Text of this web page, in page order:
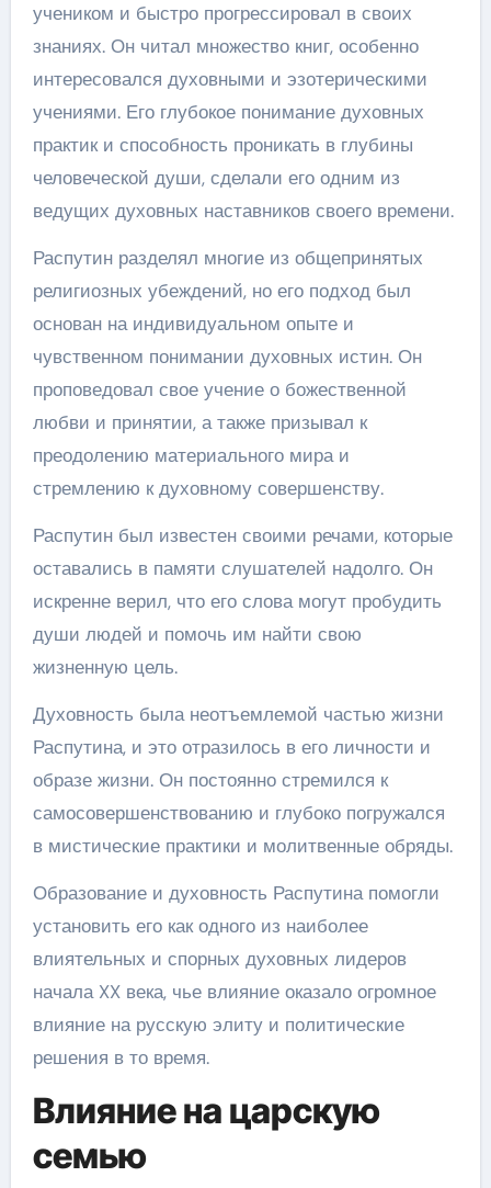
учеником и быстро прогрессировал в своих
знаниях. Он читал множество книг, особенно
интересовался духовными и эзотерическими
учениями. Его глубокое понимание духовных
практик и способность проникать в глубины
человеческой души, сделали его одним из
ведущих духовных наставников своего времени.
Распутин разделял многие из общепринятых
религиозных убеждений, но его подход был
основан на индивидуальном опыте и
чувственном понимании духовных истин. Он
проповедовал свое учение о божественной
любви и принятии, а также призывал к
преодолению материального мира и
стремлению к духовному совершенству.
Распутин был известен своими речами, которые
оставались в памяти слушателей надолго. Он
искренне верил, что его слова могут пробудить
души людей и помочь им найти свою
жизненную цель.
Духовность была неотъемлемой частью жизни
Распутина, и это отразилось в его личности и
образе жизни. Он постоянно стремился к
самосовершенствованию и глубоко погружался
в мистические практики и молитвенные обряды.
Образование и духовность Распутина помогли
установить его как одного из наиболее
влиятельных и спорных духовных лидеров
начала XX века, чье влияние оказало огромное
влияние на русскую элиту и политические
решения в то время.
Влияние на царскую
семью